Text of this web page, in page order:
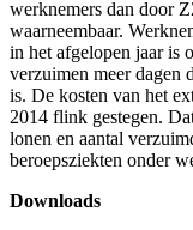
werknemers dan door
waarneembaar.
in het afgelopen jaar is
verzuimen meer dagen
is. De kosten van het
2014 flink gestegen.
lonen en aantal
beroepsziekten onder
Downloads